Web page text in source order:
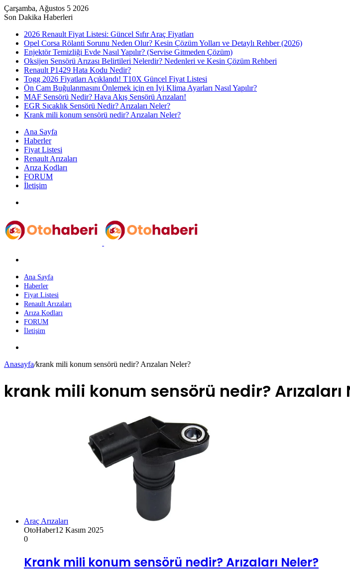
Çarşamba, Ağustos 5 2026
Son Dakika Haberleri
2026 Renault Fiyat Listesi: Güncel Sıfır Araç Fiyatları
Opel Corsa Rölanti Sorunu Neden Olur? Kesin Çözüm Yolları ve Detaylı Rehber (2026)
Enjektör Temizliği Evde Nasıl Yapılır? (Servise Gitmeden Çözüm)
Oksijen Sensörü Arızası Belirtileri Nelerdir? Nedenleri ve Kesin Çözüm Rehberi
Renault P1429 Hata Kodu Nedir?
Togg 2026 Fiyatları Açıklandı! T10X Güncel Fiyat Listesi
Ön Cam Buğulanmasını Önlemek için en İyi Klima Ayarları Nasıl Yapılır?
MAF Sensörü Nedir? Hava Akış Sensörü Arızaları!
EGR Sıcaklık Sensörü Nedir? Arızaları Neler?
Krank mili konum sensörü nedir? Arızaları Neler?
Ana Sayfa
Haberler
Fiyat Listesi
Renault Arızaları
Arıza Kodları
FORUM
İletişim
...
Ana Sayfa
Haberler
Fiyat Listesi
Renault Arızaları
Arıza Kodları
FORUM
İletişim
değiştir
Anasayfa/krank mili konum sensörü nedir? Arızaları Neler?
krank mili konum sensörü nedir? Arızaları
Araç Arızaları
OtoHaber12 Kasım 2025
0
Krank mili konum sensörü nedir? Arızaları Neler?